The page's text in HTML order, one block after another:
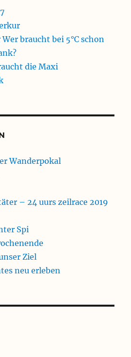
braucht bei 5°C schon
die Maxi
Wanderpokal
– 24 uurs zeilrace 2019
Spi
Ziel
neu erleben